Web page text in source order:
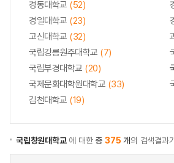
경동대학교 (52)
경일대학교 (23)
고신대학교 (32)
국립강릉원주대학교 (7)
국립부경대학교 (20)
국제문화대학원대학교 (33)
김천대학교 (19)
국립창원대학교에 대한총375 개의 검색결과